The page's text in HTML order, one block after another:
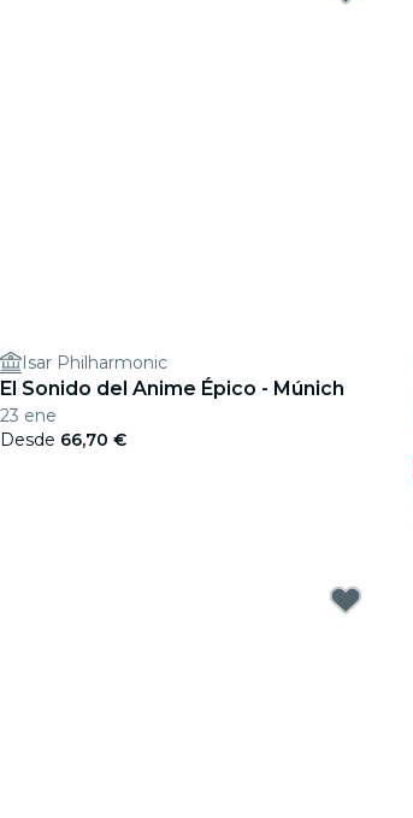
Isar Philharmonic
El Sonido del Anime Épico - Múnich
23 ene
Desde 66,70 €